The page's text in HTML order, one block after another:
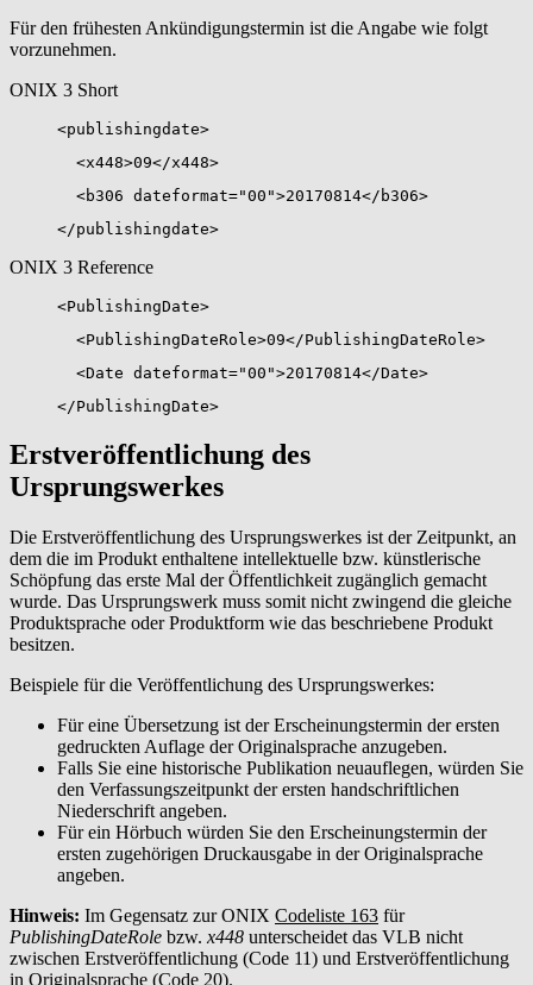
Für den frühesten Ankündigungstermin ist die Angabe wie folgt
vorzunehmen.
ONIX 3 Short
<publishingdate>
<x448>09</x448>
<b306 dateformat="00">20170814</b306>
</publishingdate>
ONIX 3 Reference
<PublishingDate>
<PublishingDateRole>09</PublishingDateRole>
<Date dateformat="00">20170814</Date>
</PublishingDate>
Erstveröffentlichung des
Ursprungswerkes
Die Erstveröffentlichung des Ursprungswerkes ist der Zeitpunkt, an
dem die im Produkt enthaltene intellektuelle bzw. künstlerische
Schöpfung das erste Mal der Öffentlichkeit zugänglich gemacht
wurde. Das Ursprungswerk muss somit nicht zwingend die gleiche
Produktsprache oder Produktform wie das beschriebene Produkt
besitzen.
Beispiele für die Veröffentlichung des Ursprungswerkes:
Für eine Übersetzung ist der Erscheinungstermin der ersten
gedruckten Auflage der Originalsprache anzugeben.
Falls Sie eine historische Publikation neuauflegen, würden Sie
den Verfassungszeitpunkt der ersten handschriftlichen
Niederschrift angeben.
Für ein Hörbuch würden Sie den Erscheinungstermin der
ersten zugehörigen Druckausgabe in der Originalsprache
angeben.
Hinweis: Im Gegensatz zur ONIX Codeliste 163 für
PublishingDateRole bzw. x448 unterscheidet das VLB nicht
zwischen Erstveröffentlichung (Code 11) und Erstveröffentlichung
in Originalsprache (Code 20).